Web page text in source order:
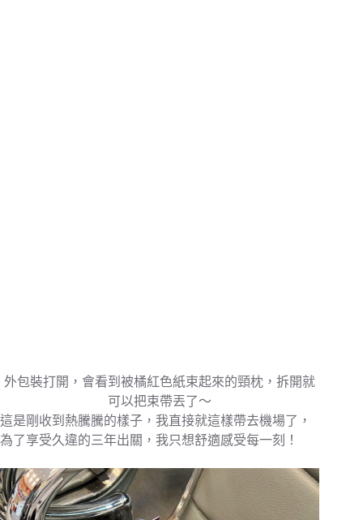
外包裝打開，會看到被橘紅色紙束起來的頸枕，拆開就
可以把束帶丟了～
這是剛收到熱騰騰的樣子，我直接就這樣帶去機場了，
為了享受久違的三年出關，我只想舒適感受每一刻！